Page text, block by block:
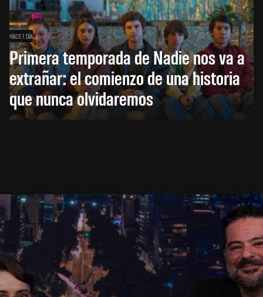
HACE 1 DÍA
Primera temporada de Nadie nos va a
extrañar: el comienzo de una historia
que nunca olvidaremos